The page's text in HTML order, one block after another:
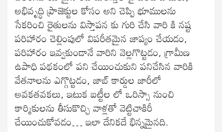
అభివృద్ధి ప్రాజెక్టుల కోసం అని చెప్పి భూములను
సేకరించి రైతులను విస్తాపన కు గురి చేసి వారి కి నష్ట
పరిహారం చెల్లింపులో విపరీతమైన జాప్యం చేయడం,
పరిహారం ఇవ్వకుండానే వారిని వెల్లగొట్టడం, గ్రామీణ
ఉపాధి పథకంలో పని చేయించుకుని పనిచేసిన వారికి
వేతనాలను ఎగ్గొట్టడం, జాబ్ కార్డుల జారీలో
అవకతవకలు, ఇటుక బట్టీల లో ఒరిస్సా నుంచి
కార్మికులను తీసుకొచ్చి వాళ్లతో వెట్టిచాకిరీ
చేయించుకోవడం… ఇలా దేనికదే భిన్నమైనది.